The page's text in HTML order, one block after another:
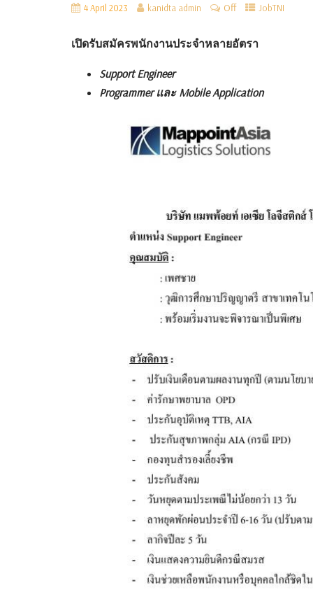
4 April 2023 kanidta admin Off JobTNI
เปิดรับสมัครพนักงานประจำหลายอัตรา
Support Engineer
Programmer และ Mobile Application